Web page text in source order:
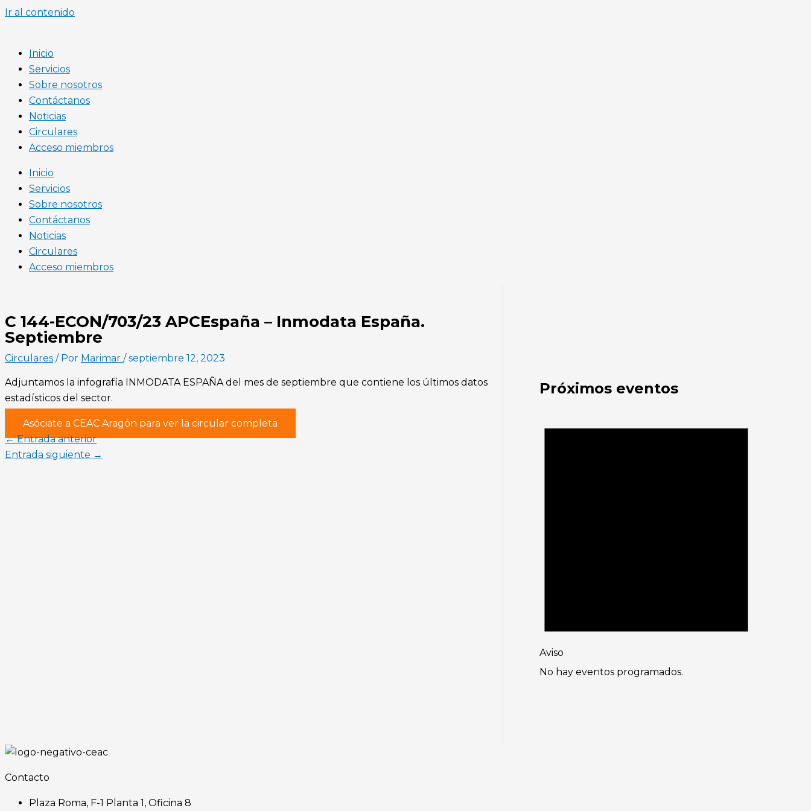
Ir al contenido
Inicio
Servicios
Sobre nosotros
Contáctanos
Noticias
Circulares
Acceso miembros
Inicio
Servicios
Sobre nosotros
Contáctanos
Noticias
Circulares
Acceso miembros
C 144-ECON/703/23 APCEspaña – Inmodata España.
Septiembre
Circulares / Por Marimar /septiembre 12, 2023
Adjuntamos la infografía INMODATA ESPAÑA del mes de septiembre que contiene los últimos datos
estadísticos del sector.
Asóciate a CEAC Aragón para ver la circular completa
←Entrada anterior
Entrada siguiente →
Próximos eventos
Aviso
No hay eventos programados.
Contacto
Plaza Roma, F-1 Planta 1, Oficina 8